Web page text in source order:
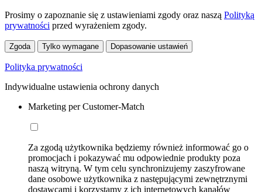
Prosimy o zapoznanie się z ustawieniami zgody oraz naszą Polityką
prywatności przed wyrażeniem zgody.
Zgoda Tylko wymagane Dopasowanie ustawień
Polityka prywatności
Indywidualne ustawienia ochrony danych
Marketing per Customer-Match
Za zgodą użytkownika będziemy również informować go o
promocjach i pokazywać mu odpowiednie produkty poza
naszą witryną. W tym celu synchronizujemy zaszyfrowane
dane osobowe użytkownika z następującymi zewnętrznymi
dostawcami i korzystamy z ich internetowych kanałów